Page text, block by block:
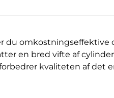
du
en bred vifte af
kvaliteten af det